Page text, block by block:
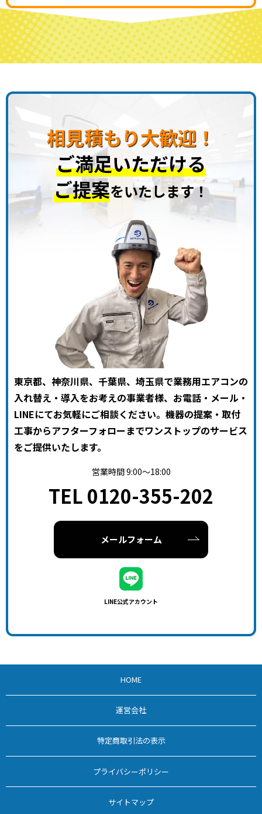
相見積もり大歓迎！
ご満足いただける
ご提案をいたします！
東京都、神奈川県、千葉県、埼玉県で業務用エアコンの
入れ替え・導入をお考えの事業者様、お電話・メール・
LINEにてお気軽にご相談ください。機器の提案・取付
工事からアフターフォローまでワンストップのサービス
をご提供いたします。
営業時間 9:00～18:00
TEL 0120-355-202
メールフォーム
LINE公式アカウント
HOME
運営会社
特定商取引法の表示
プライバシーポリシー
サイトマップ